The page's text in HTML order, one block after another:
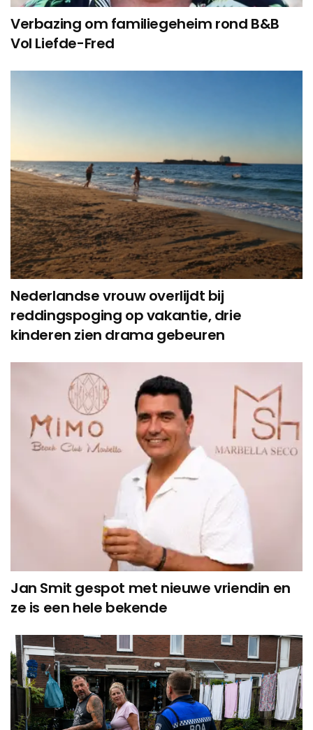
Verbazing om familiegeheim rond B&B
Vol Liefde-Fred
Nederlandse vrouw overlijdt bij
reddingspoging op vakantie, drie
kinderen zien drama gebeuren
Jan Smit gespot met nieuwe vriendin en
ze is een hele bekende